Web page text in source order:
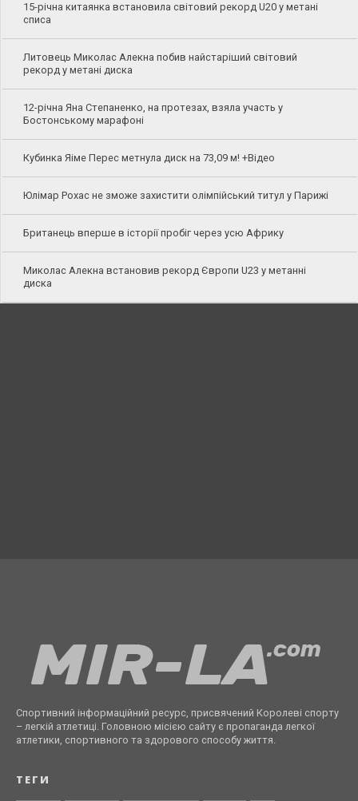
15-річна китаянка встановила світовий рекорд U20 у метані
списа
Литовець Миколас Алекна побив найстаріший світовий
рекорд у метані диска
12-річна Яна Степаненко, на протезах, взяла участь у
Бостонському марафоні
Кубинка Яіме Перес метнула диск на 73,09 м! +Відео
Юлімар Рохас не зможе захистити олімпійський титул у Парижі
Британець вперше в історії пробіг через усю Африку
Миколас Алекна встановив рекорд Європи U23 у метанні
диска
Спортивний інформаційний ресурс, присвячений Королеві спорту
– легкій атлетиці. Головною місією сайту є пропаганда легкої
атлетики, спортивного та здорового способу життя.
ТЕГИ